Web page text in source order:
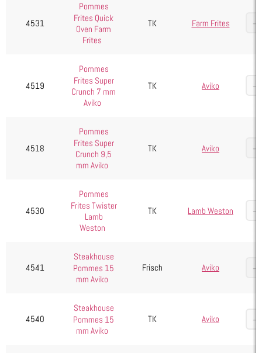
4531
Pommes
Frites Quick
Oven Farm
Frites
TK Farm Frites
4519
Pommes
Frites Super
Crunch 7 mm
Aviko
TK Aviko
4518
Pommes
Frites Super
Crunch 9,5
mm Aviko
TK Aviko
4530
Pommes
Frites Twister
Lamb
Weston
TK Lamb Weston
4541
Steakhouse
Pommes 15
mm Aviko
Frisch Aviko
4540
Steakhouse
Pommes 15
mm Aviko
TK Aviko